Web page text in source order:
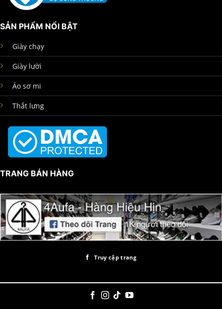
SẢN PHẨM NỔI BẬT
Giày chạy
Giày lười
Áo sơ mi
Thắt lưng
TRANG BÁN HÀNG
Truy cập trang